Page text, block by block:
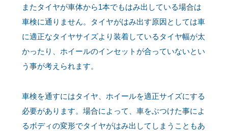
またタイヤが車体から1本でもはみ出している場合は
車検に通りません。タイヤがはみ出す原因としては車
に適正なタイヤサイズより装着しているタイヤ幅が太
かったり、ホイールのインセットが合っていないとい
う事が考えられます。
車検を通すにはタイヤ、ホイールを適正サイズにする
必要があります。場合によって、車をぶつけた事によ
るボディの変形でタイヤがはみ出してしまうこともあ